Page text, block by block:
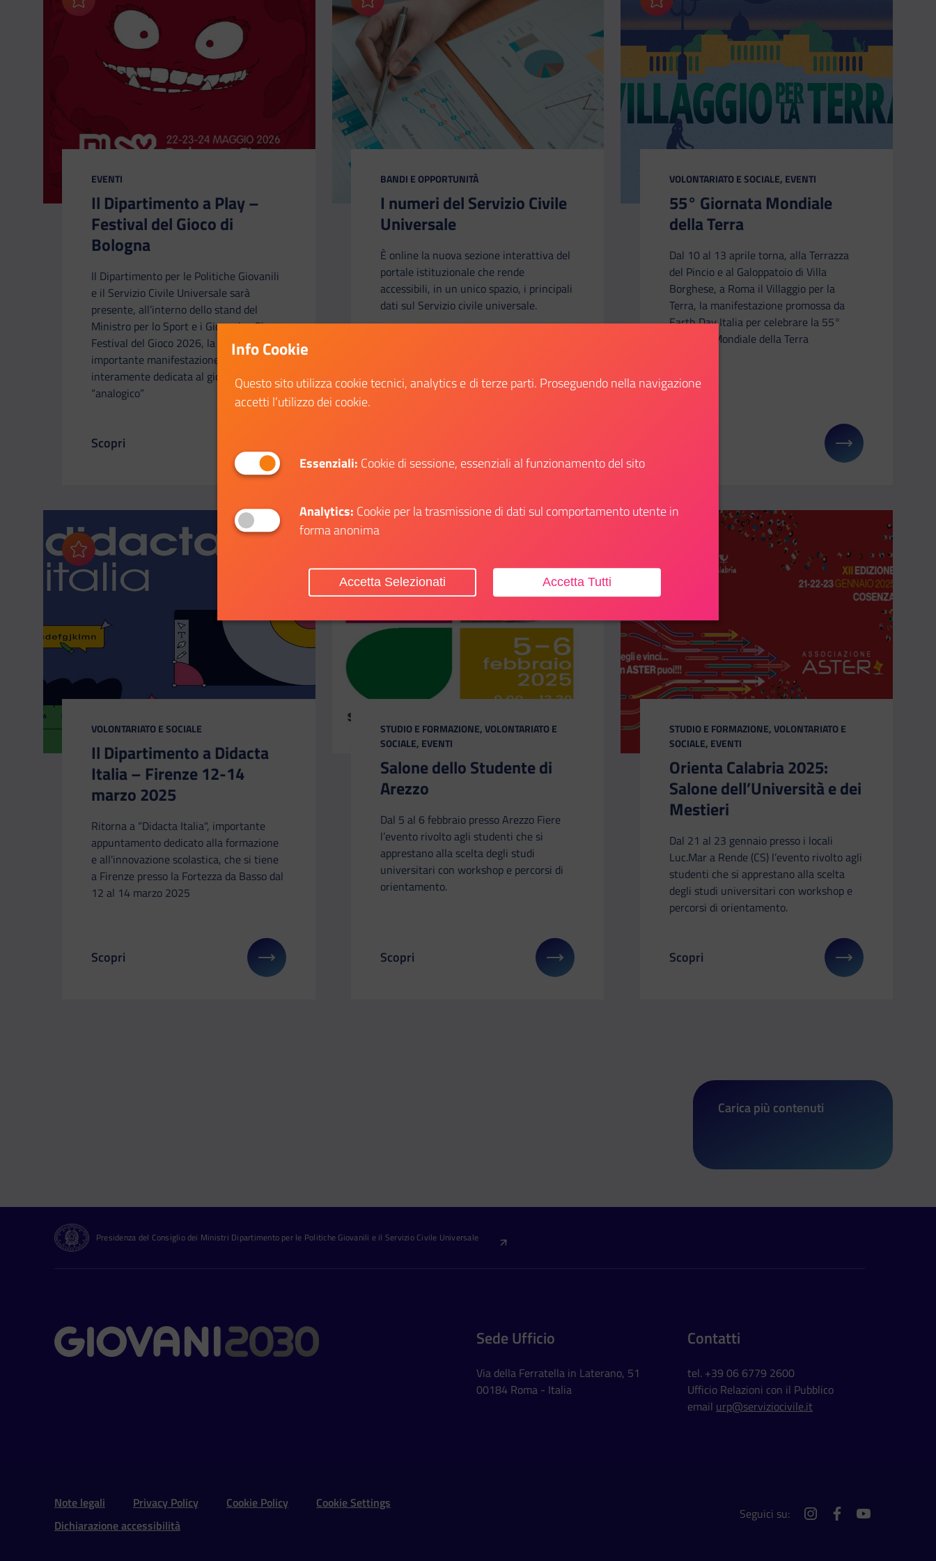
Aggiungi ai preferiti
CATEGORIA:
EVENTI
Il Dipartimento a Play –
Festival del Gioco di
Bologna
Il Dipartimento per le Politiche Giovanili
e il Servizio Civile Universale sarà
presente, all’interno dello stand del
Ministro per lo Sport e i Giovani, a Play -
Festival del Gioco 2026, la più
importante manifestazione italiana
interamente dedicata al gioco
“analogico”
Il link ti porterà ad avere maggiori dettagli su: Il Dipartimento a Play – Festival del Gioco di Bologna
Scopri
Aggiungi ai preferiti
CATEGORIA:
BANDI E OPPORTUNITÀ
I numeri del Servizio Civile
Universale
È online la nuova sezione interattiva del
portale istituzionale che rende
accessibili, in un unico spazio, i principali
dati sul Servizio civile universale.
Aggiungi ai preferiti
CATEGORIA:
VOLONTARIATO E SOCIALE, EVENTI
55° Giornata Mondiale
della Terra
Dal 10 al 13 aprile torna, alla Terrazza
del Pincio e al Galoppatoio di Villa
Borghese, a Roma il Villaggio per la
Terra, la manifestazione promossa da
Earth Day Italia per celebrare la 55°
Giornata Mondiale della Terra
Il link ti porterà ad avere maggiori dettagli su:
Aggiungi ai preferiti
CATEGORIA:
VOLONTARIATO E SOCIALE
Il Dipartimento a Didacta
Italia – Firenze 12-14
marzo 2025
Ritorna a “Didacta Italia", importante
appuntamento dedicato alla formazione
e all'innovazione scolastica, che si tiene
a Firenze presso la Fortezza da Basso dal
12 al 14 marzo 2025
Il link ti porterà ad avere maggiori dettagli su: Il Dipartimento a Didacta Italia – Firenze 12-14 marzo 2025
Scopri
CATEGORIA:
STUDIO E FORMAZIONE, VOLONTARIATO E
SOCIALE, EVENTI
Salone dello Studente di
Arezzo
Dal 5 al 6 febbraio presso Arezzo Fiere
l’evento rivolto agli studenti che si
apprestano alla scelta degli studi
universitari con workshop e percorsi di
orientamento.
Il link ti porterà ad avere maggiori dettagli su: Salone dello Studente di Arezzo
Scopri
Aggiungi ai preferiti
CATEGORIA:
STUDIO E FORMAZIONE, VOLONTARIATO E
SOCIALE, EVENTI
Orienta Calabria 2025:
Salone dell’Università e dei
Mestieri
Dal 21 al 23 gennaio presso i locali
Luc.Mar a Rende (CS) l’evento rivolto agli
studenti che si apprestano alla scelta
degli studi universitari con workshop e
percorsi di orientamento.
Il link ti porterà ad avere maggiori dettagli su:
Scopri
Carica più contenuti
Presidenza del Consiglio dei Ministri Dipartimento per le Politiche Giovanili e il Servizio Civile Universale
Contatti Sede Ufficio
Via della Ferratella in Laterano, 51
00184 Roma - Italia
Contatti
tel. +39 06 6779 2600
Ufficio Relazioni con il Pubblico
email urp@serviziocivile.it
Sezione Link Utili e Social Networks
Note legali Privacy Policy Cookie Policy
Cookie Settings
Dichiarazione accessibilità
Seguici su: instagramfacebookyoutube
Info Cookie
Questo sito utilizza cookie tecnici, analytics e di terze parti. Proseguendo nella navigazione
accetti l’utilizzo dei cookie.
Essenziali: Cookie di sessione, essenziali al funzionamento del sito
Analytics: Cookie per la trasmissione di dati sul comportamento utente in
forma anonima
Accetta Tutti
Accetta Selezionati